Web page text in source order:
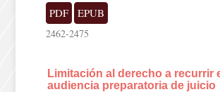
PDF EPUB
2462-2475
Limitación al derecho a recurrir
audiencia preparatoria de juicio